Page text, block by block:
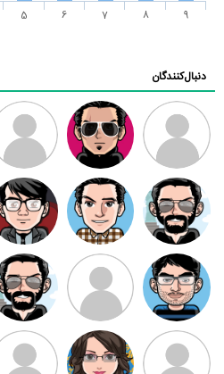
5 6 7 8 9
دنبال‌کنندگان
ممدرضا رضا کاظمی زهرا ~
مهدی فرهمند مهدی سلطانی داود رضیی
سامان راحمی امیردلتا امیروو